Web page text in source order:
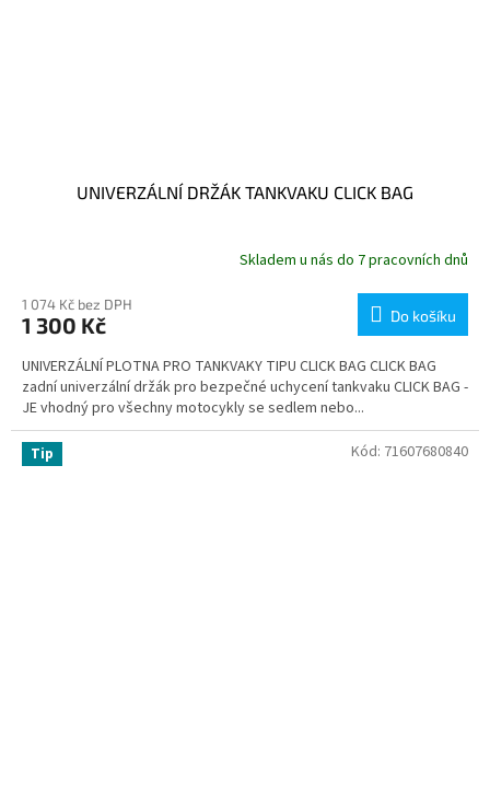
UNIVERZÁLNÍ DRŽÁK TANKVAKU CLICK BAG
Skladem u nás do 7 pracovních dnů
1 074 Kč bez DPH
1 300 Kč Do košíku
UNIVERZÁLNÍ PLOTNA PRO TANKVAKY TIPU CLICK BAG CLICK BAG
zadní univerzální držák pro bezpečné uchycení tankvaku CLICK BAG -
JE vhodný pro všechny motocykly se sedlem nebo...
Tip Kód: 71607680840